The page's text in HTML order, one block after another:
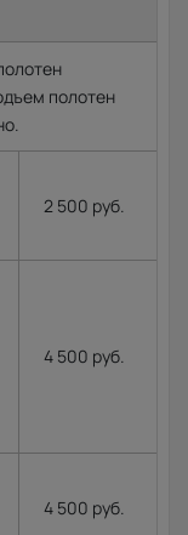
полотен
2 500 руб.
4 500 руб.
4 500 руб.